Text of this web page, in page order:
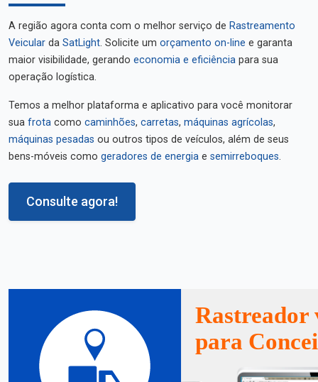
A região agora conta com o melhor serviço de Rastreamento
Veicular da SatLight. Solicite um orçamento on-line e garanta
maior visibilidade, gerando economia e eficiência para sua
operação logística.
Temos a melhor plataforma e aplicativo para você monitorar
sua frota como caminhões, carretas, máquinas agrícolas,
máquinas pesadas ou outros tipos de veículos, além de seus
bens-móveis como geradores de energia e semirreboques.
Consulte agora!
Rastreador
para